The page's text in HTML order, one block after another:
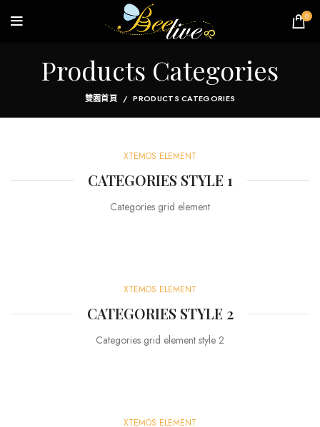
0
Products Categories
雙園首頁 PRODUCTS CATEGORIES
XTEMOS ELEMENT
CATEGORIES STYLE 1
Categories grid element
XTEMOS ELEMENT
CATEGORIES STYLE 2
Categories grid element style 2
XTEMOS ELEMENT